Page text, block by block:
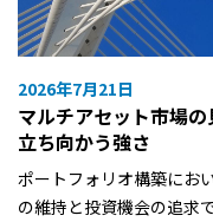
2026年7月21日
マルチアセット市場
立ち向かう強さ
ポートフォリオ構築にお
の維持と投資機会の追求